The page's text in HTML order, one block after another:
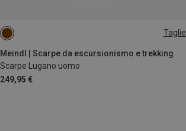
Taglie
Meindl | Scarpe da escursionismo e trekking
Scarpe Lugano uomo
249,95 €